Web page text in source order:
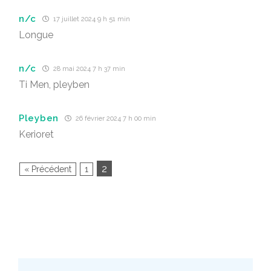
n/c 17 juillet 2024 9 h 51 min
Longue
n/c 28 mai 2024 7 h 37 min
Ti Men, pleyben
Pleyben 26 février 2024 7 h 00 min
Kerioret
« Précédent 1 2